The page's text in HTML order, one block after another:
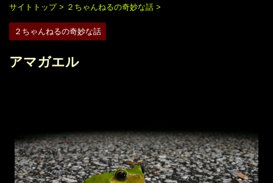
サイトトップ> ２ちゃんねるの奇妙な話 >
２ちゃんねるの奇妙な話
アマガエル